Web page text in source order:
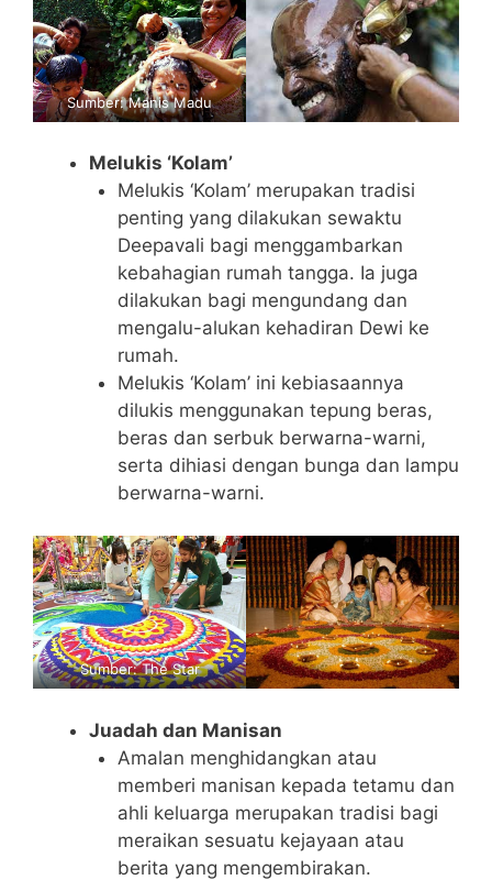
Sumber:Manis Madu
Melukis ‘Kolam’
Melukis ‘Kolam’ merupakan tradisi
penting yang dilakukan sewaktu
Deepavali bagi menggambarkan
kebahagian rumah tangga. Ia juga
dilakukan bagi mengundang dan
mengalu-alukan kehadiran Dewi ke
rumah.
Melukis ‘Kolam’ ini kebiasaannya
dilukis menggunakan tepung beras,
beras dan serbuk berwarna-warni,
serta dihiasi dengan bunga dan lampu
berwarna-warni.
Sumber: The Star
Juadah dan Manisan
Amalan menghidangkan atau
memberi manisan kepada tetamu dan
ahli keluarga merupakan tradisi bagi
meraikan sesuatu kejayaan atau
berita yang mengembirakan.